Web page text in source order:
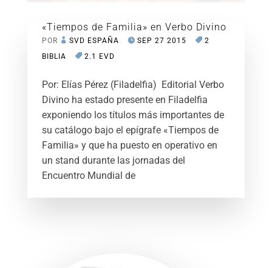
«Tiempos de Familia» en Verbo Divino
POR SVD ESPAÑA SEP 27 2015
2
BIBLIA
2.1 EVD
Por: Elías Pérez (Filadelfia) Editorial Verbo
Divino ha estado presente en Filadelfia
exponiendo los títulos más importantes de
su catálogo bajo el epígrafe «Tiempos de
Familia» y que ha puesto en operativo en
un stand durante las jornadas del
Encuentro Mundial de